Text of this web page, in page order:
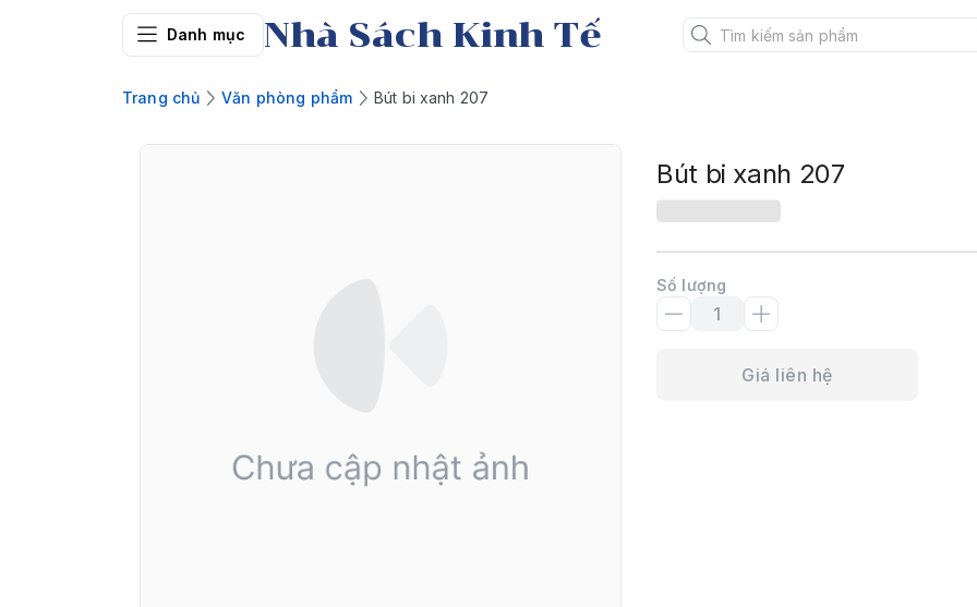
Danh mục Nhà Sách Kinh Tế
Trang chủ Văn phòng phẩm Bút bi xanh 207
Bút bi xanh 207
Số lượng
Giá liên hệ